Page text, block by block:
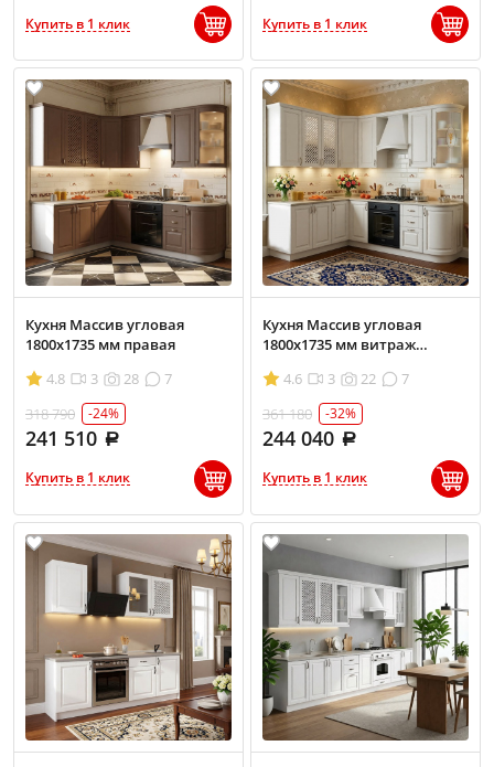
Купить в 1 клик Купить в 1 клик
Кухня Массив угловая
1800х1735 мм правая
4.8
3 28
7
318 790
-24%
241 510
Купить в 1 клик
Кухня Массив угловая
1800х1735 мм витраж
4.6 3 22
7
361 180
-32%
244 040
Купить в 1 клик